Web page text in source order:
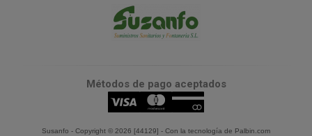
Métodos de pago aceptados
Susanfo - Copyright © 2026 [44129] - Con la tecnología de Palbin.com